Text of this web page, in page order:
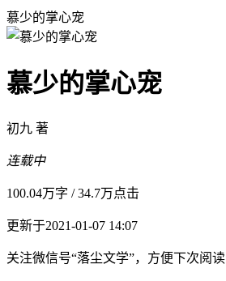
慕少的掌心宠
慕少的掌心宠
初九 著
连载中
100.04万字 /34.7万点击
更新于2021-01-07 14:07
关注微信号“落尘文学”，方便下次阅读